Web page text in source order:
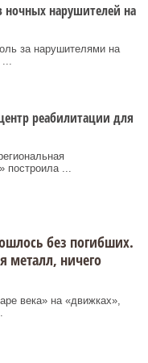
нарушителей на
за нарушителями на
...
реабилитации для
построила ...
без погибших.
металл, ничего
века» на «движках»,